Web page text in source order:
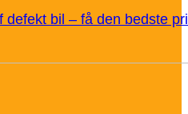
defekt bil – få den bedste